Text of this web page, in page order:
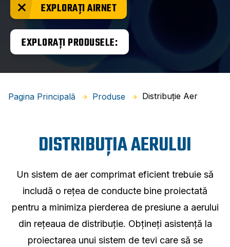
EXPLORAȚI AIRNET
EXPLORAȚI PRODUSELE:
Pagina Principală Produse Distribuție Aer
DISTRIBUȚIA AERULUI
Un sistem de aer comprimat eficient trebuie să
includă o rețea de conducte bine proiectată
pentru a minimiza pierderea de presiune a aerului
din rețeaua de distribuție. Obțineți asistență la
proiectarea unui sistem de tevi care să se